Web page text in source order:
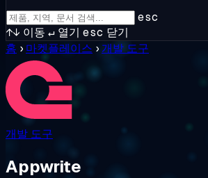
esc
↑↓ 이동 ↵ 열기 esc 닫기
홈 › 마켓플레이스 ›개발 도구
개발 도구
Appwrite